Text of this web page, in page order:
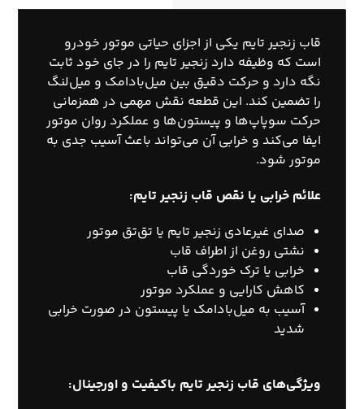
قاب زنجیر تایم یکی از اجزای حیاتی موتور خودرو
است که وظیفه دارد زنجیر تایم را در جای خود ثابت
نگه دارد و حرکت دقیق بین میل‌بادامک و میل‌لنگ
را تضمین کند. این قطعه نقش مهمی در همزمانی
حرکت سوپاپ‌ها و پیستون‌ها و عملکرد روان موتور
ایفا می‌کند و خرابی آن می‌تواند باعث آسیب جدی به
موتور شود.
علائم خرابی یا نقص قاب زنجیر تایم:
صدای غیرعادی زنجیر تایم یا تق‌تق موتور
نشتی روغن از اطراف قاب
خرابی یا ترک خوردگی قاب
کاهش کارایی و عملکرد موتور
آسیب به میل‌بادامک یا پیستون در صورت خرابی
شدید
ویژگی‌های قاب زنجیر تایم باکیفیت و اورجینال: